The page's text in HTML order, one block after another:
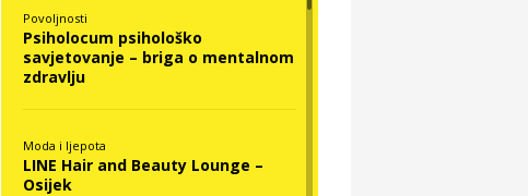
Povoljnosti
Psiholocum psihološko
savjetovanje – briga o mentalnom
zdravlju
Moda i ljepota
LINE Hair and Beauty Lounge –
Osijek